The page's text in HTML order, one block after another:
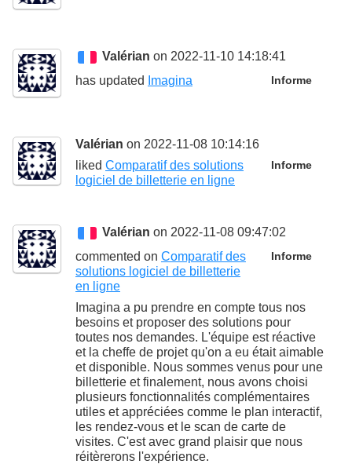
Valérian on 2022-11-10 14:18:41
Informe
has updated Imagina
Valérian on 2022-11-08 10:14:16
Informe
liked Comparatif des solutions
logiciel de billetterie en ligne
Valérian on 2022-11-08 09:47:02
Informe
commented on Comparatif des
solutions logiciel de billetterie
en ligne
Imagina a pu prendre en compte tous nos
besoins et proposer des solutions pour
toutes nos demandes. L'équipe est réactive
et la cheffe de projet qu'on a eu était aimable
et disponible. Nous sommes venus pour une
billetterie et finalement, nous avons choisi
plusieurs fonctionnalités complémentaires
utiles et appréciées comme le plan interactif,
les rendez-vous et le scan de carte de
visites. C'est avec grand plaisir que nous
réitèrerons l'expérience.